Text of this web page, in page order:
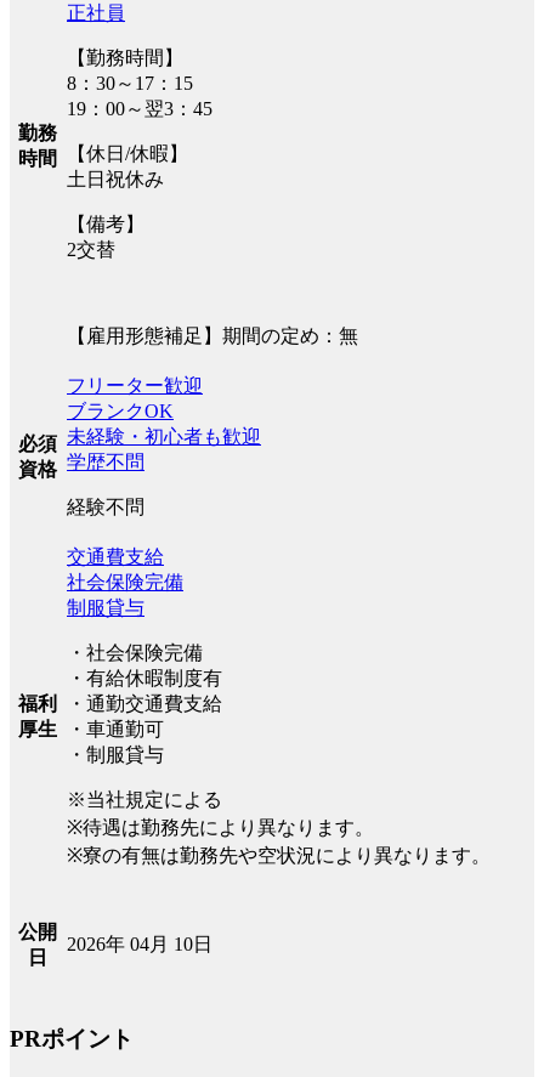
勤務
時間
正社員
【勤務時間】
8：30～17：15
19：00～翌3：45
【休日/休暇】
土日祝休み
【備考】
2交替
【雇用形態補足】期間の定め：無
必須
資格
フリーター歓迎
ブランクOK
未経験・初心者も歓迎
学歴不問
経験不問
福利
厚生
交通費支給
社会保険完備
制服貸与
・社会保険完備
・有給休暇制度有
・通勤交通費支給
・車通勤可
・制服貸与
※当社規定による
※待遇は勤務先により異なります。
※寮の有無は勤務先や空状況により異なります。
公開
日
2026年 04月 10日
PRポイント